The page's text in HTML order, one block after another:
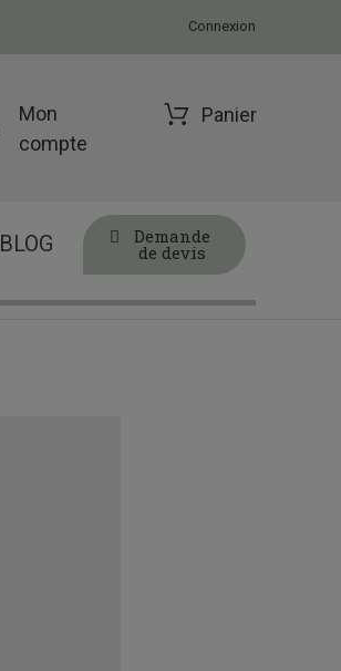
Connexion
Mon
compte
Panier
BLOG Demande
de devis